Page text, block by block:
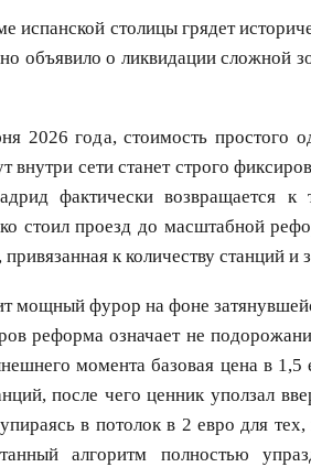
испанской столицы грядет
объявило о ликвидации сложной
2026 года, стоимость простого
сети станет строго
фактически возвращается к
стоил проезд до масштабной
к количеству станций и
мощный фурор на фоне
реформа означает не
момента базовая цена в 1,5
после чего ценник уползал
в потолок в 2 евро для
алгоритм полностью